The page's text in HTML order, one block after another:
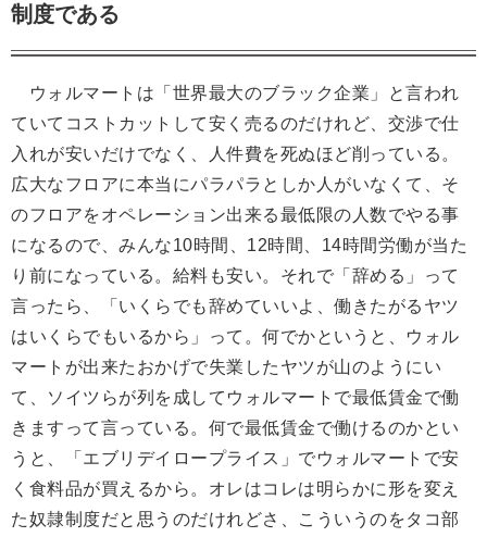
制度である
ウォルマートは「世界最大のブラック企業」と言われ
ていてコストカットして安く売るのだけれど、交渉で仕
入れが安いだけでなく、人件費を死ぬほど削っている。
広大なフロアに本当にパラパラとしか人がいなくて、そ
のフロアをオペレーション出来る最低限の人数でやる事
になるので、みんな10時間、12時間、14時間労働が当た
り前になっている。給料も安い。それで「辞める」って
言ったら、「いくらでも辞めていいよ、働きたがるヤツ
はいくらでもいるから」って。何でかというと、ウォル
マートが出来たおかげで失業したヤツが山のようにい
て、ソイツらが列を成してウォルマートで最低賃金で働
きますって言っている。何で最低賃金で働けるのかとい
うと、「エブリデイロープライス」でウォルマートで安
く食料品が買えるから。オレはコレは明らかに形を変え
た奴隷制度だと思うのだけれどさ、こういうのをタコ部